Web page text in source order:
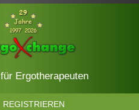
Ergotherapeuten